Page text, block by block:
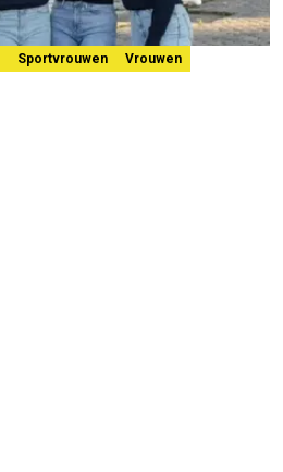
Sportvrouwen Vrouwen